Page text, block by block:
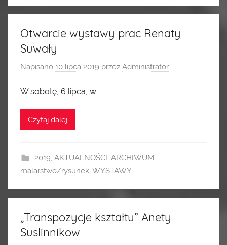
Otwarcie wystawy prac Renaty
Suwały
Napisano 10 lipca 2019 przez Administrator
W sobotę, 6 lipca, w
Czytaj dalej
2019, AKTUALNOŚCI , ARCHIWUM,
malarstwo/rysunek, WYSTAWY
„Transpozycje kształtu” Anety
Suslinnikow